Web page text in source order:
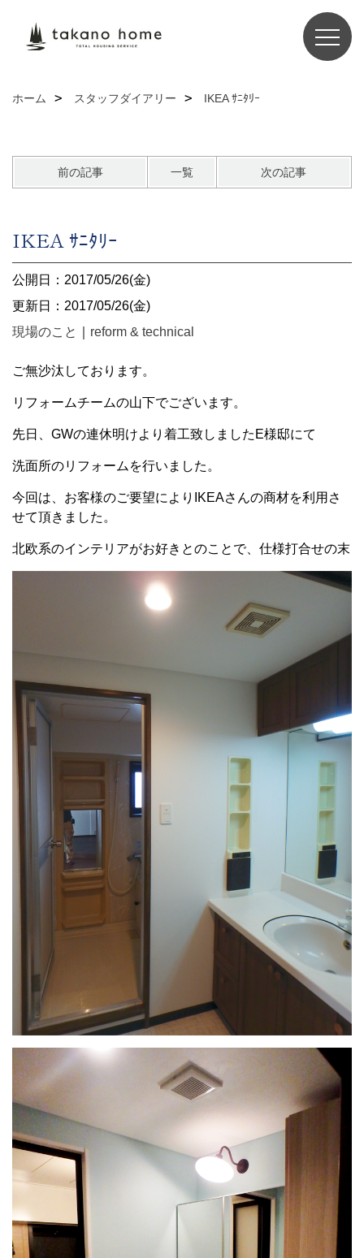
ホーム スタッフダイアリー IKEA ｻﾆﾀﾘｰ
前の記事 一覧 次の記事
IKEA ｻﾆﾀﾘｰ
公開日：2017/05/26(金)
更新日：2017/05/26(金)
現場のこと
reform & technical
ご無沙汰しております。
リフォームチームの山下でございます。
先日、GWの連休明けより着工致しましたE様邸にて
洗面所のリフォームを行いました。
今回は、お客様のご要望によりIKEAさんの商材を利用さ
せて頂きました。
北欧系のインテリアがお好きとのことで、仕様打合せの末